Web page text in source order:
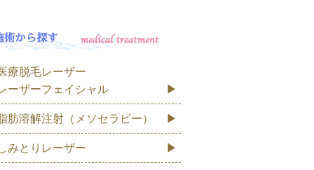
療脱毛レーザー
ーザーフェイシャル
肪溶解注射（メソセラピー）
みとりレーザー